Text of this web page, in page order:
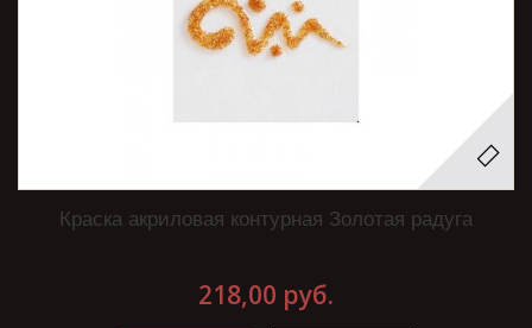
Краска акриловая контурная Золотая радуга
218,00 руб.